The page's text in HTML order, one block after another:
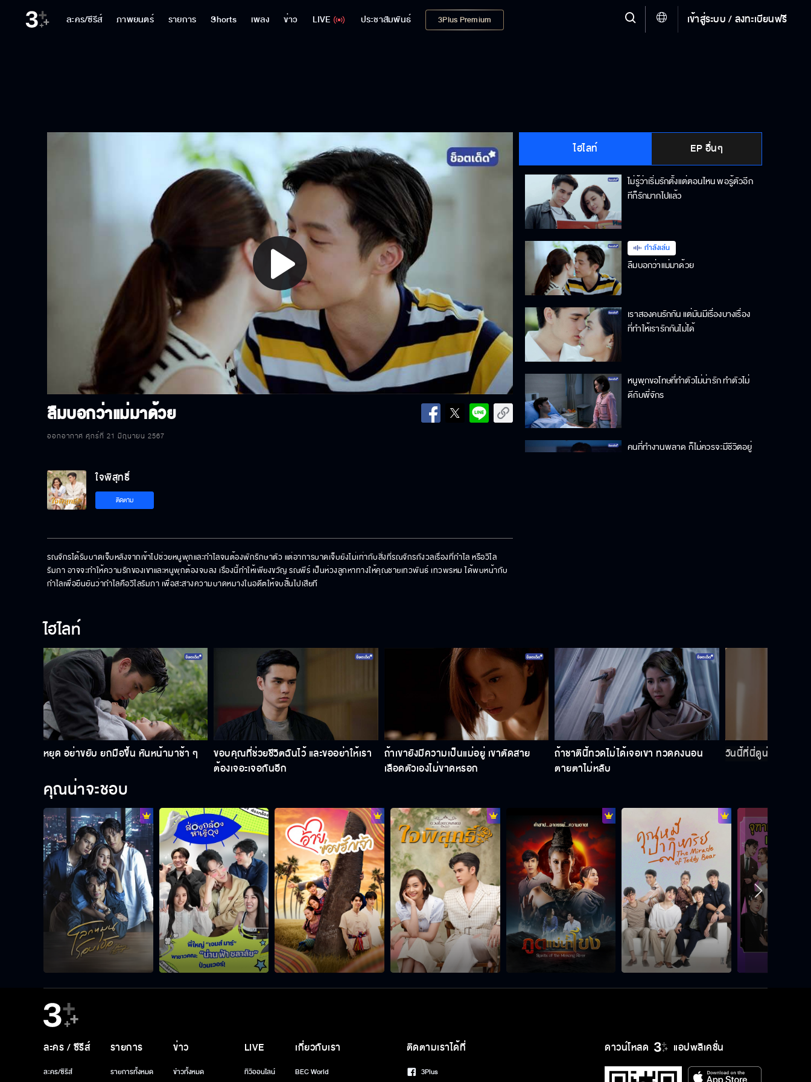
ละคร/ซีรีส์ ภาพยนตร์ รายการ Shorts เพลง ข่าว LIVE ประชาสัมพันธ์ 3Plus Premium เข้าสู่ระบบ / ลงทะเบียนฟรี
Play
Video
ลืมบอกว่าแม่มาด้วย
ออกอากาศ ศุกร์ที่ 21 มิถุนายน 2567
ไฮไลท์ EP อื่นๆ
ไม่รู้ว่าเริ่มรักตั้งแต่ตอนไหน พอรู้ตัวอีก
ทีก็รักมากไปแล้ว
กำลังเล่น
ลืมบอกว่าแม่มาด้วย
เราสองคนรักกัน แต่มันมีเรื่องบางเรื่อง
ที่ทำให้เรารักกันไม่ได้
หนูพุกขอโทษที่ทำตัวไม่น่ารัก ทำตัวไม่
ดีกับพี่จักร
คนที่ทำงานพลาด ก็ไม่ควรจะมีชีวิตอยู่
ตามหาตั้งนาน ที่แท้ก็อยู่ใกล้ตัว
น้าไลหายตัวไปแล้ว !!!
คุณต้องให้โอกาสเพื่อนหนูพุกได้
พิสูจน์ความจริงใจ
เขาอยากให้คนรู้เรื่องนี้น้อยที่สุด เพื่อให้
หนูพุกปลอดภัย
ต้องหาตัวเธอให้เจอ ก่อนที่เธอจะเจอ
ใจพิสุทธิ์
ติดตาม
รณจักรได้รับบาดเจ็บหลังจากเข้าไปช่วยหนูพุกและกำไลจนต้องพักรักษาตัว แต่อาการบาดเจ็บยังไม่เท่ากับสิ่งที่รณจักรกังวลเรื่องที่กำไล หรือวิไล
รัมภา อาจจะทำให้ความรักของเขาและหนูพุกต้องจบลง เรื่องนี้ทำให้เพียงขวัญ รณพีร์ เป็นห่วงลูกหาทางให้คุณชายเทวพันธ์ เทวพรหม ได้พบหน้ากับ
กำไลเพื่อยืนยันว่ากำไลคือวิไลรัมภา เพื่อสะสางความบาดหมางในอดีตให้จบสิ้นไปเสียที
ไฮไลท์
หยุด อย่าขยับ ยกมือขึ้น หันหน้ามาช้า ๆ
ขอบคุณที่ช่วยชีวิตฉันไว้ และขออย่าให้เรา
ต้องเจอะเจอกันอีก
ถ้าเขายังมีความเป็นแม่อยู่ เขาตัดสาย
เลือดตัวเองไม่ขาดหรอก
ถ้าชาตินี้ทวดไม่ได้เจอเขา ทวดคงนอน
ตายตาไม่หลับ
วันนี้ที่นี่ดูน่าอึดอัดม
คุณน่าจะชอบ
ดาวน์โหลด แอปพลิเคชั่น
ละคร / ซีรีส์
ละคร/ซีรีส์
รายการ
รายการทั้งหมด
ข่าว
ข่าวทั้งหมด
LIVE
ทีวีออนไลน์
เกี่ยวกับเรา
BEC World
ติดตามเราได้ที่
3Plus